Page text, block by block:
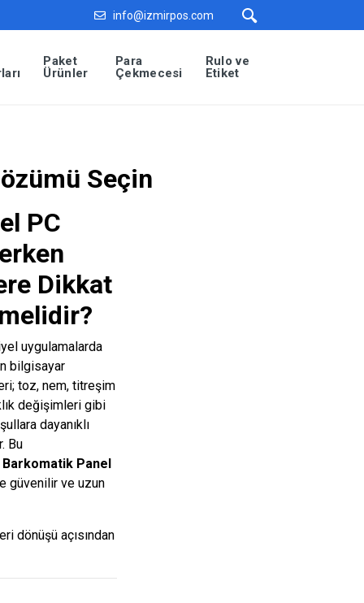
info@izmirpos.com
Paket
Ürünler
Para
Çekmecesi
Rulo ve
Etiket
Seçin
PC
Dikkat
uygulamalarda
bilgisayar
toz, nem, titreşim
değişimleri gibi
dayanıklı
Bu
Barkomatik Panel
güvenilir ve uzun
dönüşü açısından